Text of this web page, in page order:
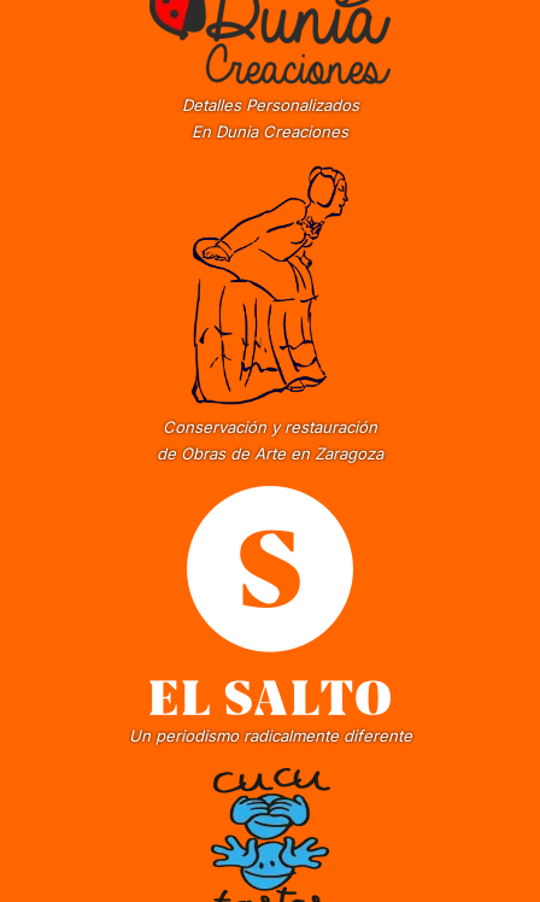
Detalles Personalizados
En Dunia Creaciones
Conservación y restauración
de Obras de Arte en Zaragoza
Un periodismo radicalmente diferente